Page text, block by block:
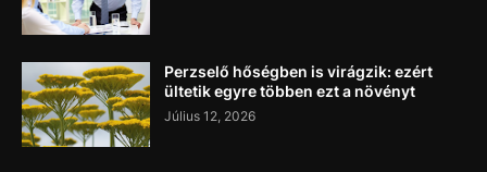
Perzselő hőségben is virágzik: ezért
ültetik egyre többen ezt a növényt
Július 12, 2026